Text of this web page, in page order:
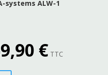
systems ALW-1
€LeTTC